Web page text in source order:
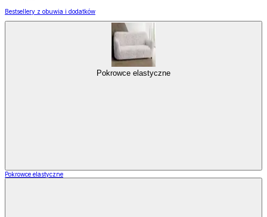
Bestsellery z obuwia i dodatków
Pokrowce elastyczne
Pokrowce elastyczne